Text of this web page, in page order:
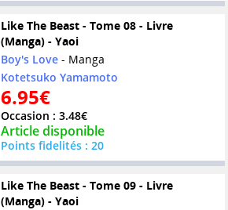
Like The Beast - Tome 08 - Livre
(Manga) - Yaoi
Boy's Love- Manga
Kotetsuko Yamamoto
6.95€
Occasion : 3.48€
Article disponible
Points fidelités : 20
Like The Beast - Tome 09 - Livre
(Manga) - Yaoi